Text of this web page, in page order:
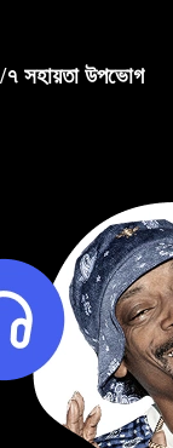
সহায়তা উপভোগ